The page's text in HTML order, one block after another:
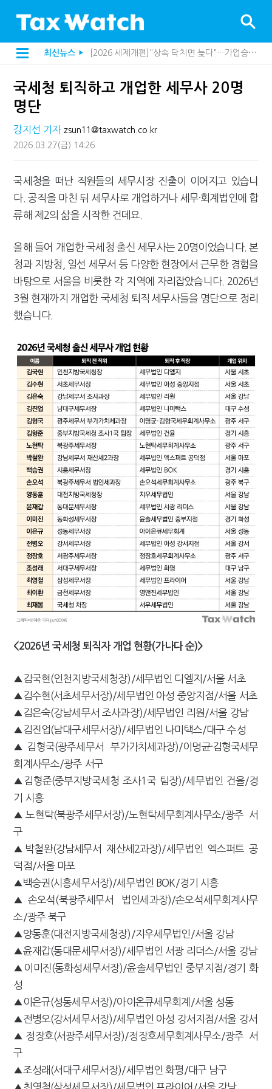
최신뉴스 ▶
[2026 세제개편]종부세는 집값, 가업상속은 기술…납세자가 꼭 볼 5가지
해외 안 갔는데 긁힌 신용카드…관세청이 몇분 만에 찾아낸 비결은?
내 지분만 봤다간 낭패…주식 양도세 추징 부른 '3가지 실수'
김밥엔 어떤 술 어울릴까?…국세청이 K-푸드 꺼낸 까닭
"세무플랫폼 문제 해결될 것"…세무사회 진단, 왜
반도체·AI로봇 국내 생산땐 세금 깎아준다
"오래 보유보다 오래 살아야"…1주택 세금 '실거주' 중심으로
강남이 좋다는 건 옛말…강서세무서장이 더 낫다?
[2026 세제개편]"상속 닥치면 늦다"…가업승계 성패, 시간에 달렸다
국세청 퇴직하고 개업한 세무사 20명
명단
강지선 기자 zsun11@taxwatch.co.kr
2026.03.27 (금) 14:26
국세청을 떠난 직원들의 세무시장 진출이 이어지고 있습니
다. 공직을 마친 뒤 세무사로 개업하거나 세무·회계법인에 합
류해 제2의 삶을 시작한 건데요.
올해 들어 개업한 국세청 출신 세무사는 20명이었습니다. 본
청과 지방청, 일선 세무서 등 다양한 현장에서 근무한 경험을
바탕으로 서울을 비롯한 각 지역에 자리잡았습니다. 2026년
3월 현재까지 개업한 국세청 퇴직 세무사들을 명단으로 정리
했습니다.
<2026년 국세청 퇴직자 개업 현황(가나다 순)>
▲김국현(인천지방국세청장)/세무법인 디엘지/서울 서초
▲김수현(서초세무서장)/세무법인 아성 중앙지점/서울 서초
▲김은숙(강남세무서 조사과장)/세무법인 리원/서울 강남
▲김진업(남대구세무서장)/세무법인 나미택스/대구 수성
▲김형국(광주세무서 부가가치세과장)/이명균·김형국세무
회계사무소/광주 서구
▲김형준(중부지방국세청 조사1국 팀장)/세무법인 건율/경
기 시흥
▲노현탁(북광주세무서장)/노현탁세무회계사무소/광주 서
구
▲박철완(강남세무서 재산세2과장)/세무법인 엑스퍼트 공
덕점/서울 마포
▲백승권(시흥세무서장)/세무법인 BOK/경기 시흥
▲손오석(북광주세무서 법인세과장)/손오석세무회계사무
소/광주 북구
▲양동훈(대전지방국세청장)/지우세무법인/서울 강남
▲윤재갑(동대문세무서장)/세무법인 서광 리더스/서울 강남
▲이미진(동화성세무서장)/윤솔세무법인 중부지점/경기 화
성
▲이은규(성동세무서장)/아이온큐세무회계/서울 성동
▲전병오(강서세무서장)/세무법인 아성 강서지점/서울 강서
▲정장호(서광주세무서장)/정장호세무회계사무소/광주 서
구
▲조성래(서대구세무서장)/세무법인 화평/대구 남구
▲최영철(삼성세무서장)/세무법인 프라이어/서울 강남